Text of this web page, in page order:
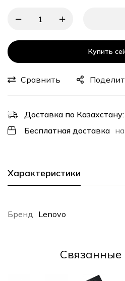
Купить
Сравнить
Доставка по Казахстану:
Бесплатная доставка
Характеристики
Бренд Lenovo